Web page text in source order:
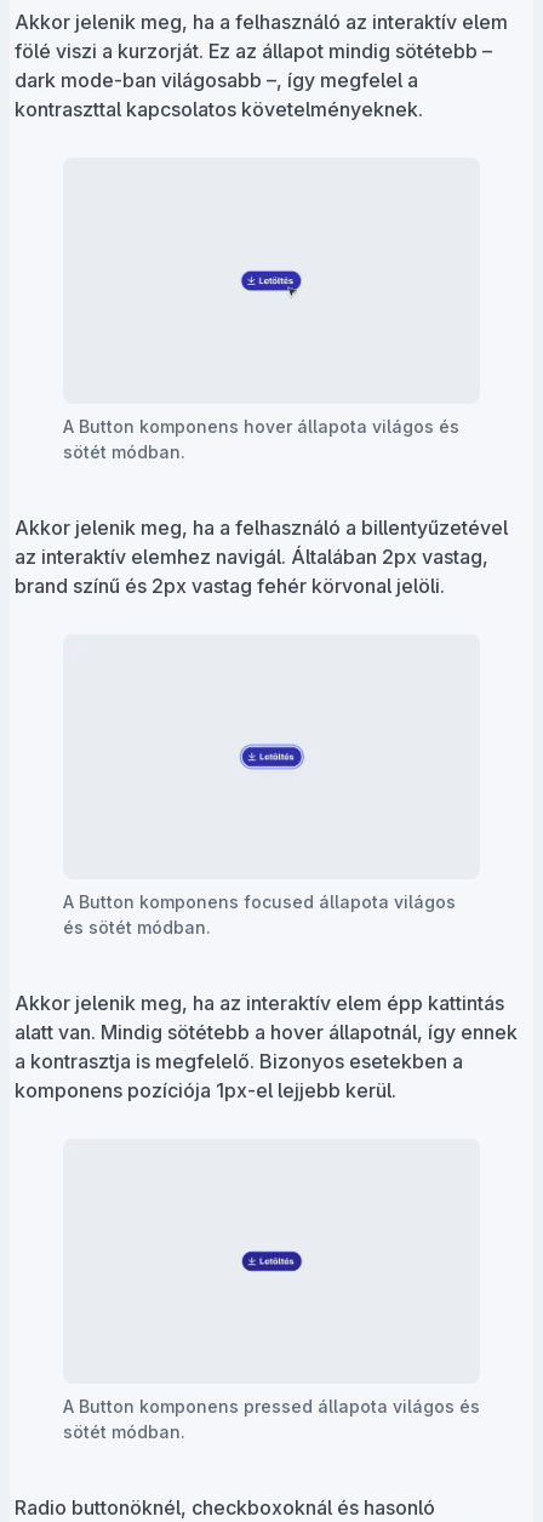
Akkor jelenik meg, ha a felhasználó az interaktív elem
fölé viszi a kurzorját. Ez az állapot mindig sötétebb –
dark mode-ban világosabb –, így megfelel a
kontraszttal kapcsolatos követelményeknek.
A Button komponens hover állapota világos és
sötét módban.
Akkor jelenik meg, ha a felhasználó a billentyűzetével
az interaktív elemhez navigál. Általában 2px vastag,
brand színű és 2px vastag fehér körvonal jelöli.
A Button komponens focused állapota világos
és sötét módban.
Akkor jelenik meg, ha az interaktív elem épp kattintás
alatt van. Mindig sötétebb a hover állapotnál, így ennek
a kontrasztja is megfelelő. Bizonyos esetekben a
komponens pozíciója 1px-el lejjebb kerül.
A Button komponens pressed állapota világos és
sötét módban.
Radio buttonöknél, checkboxoknál és hasonló